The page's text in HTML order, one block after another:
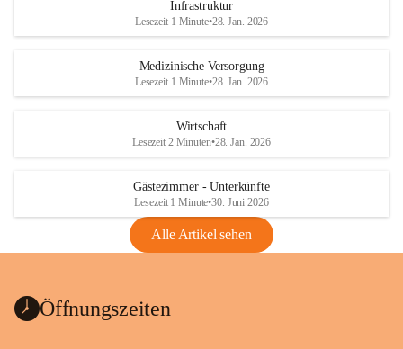
Infrastruktur
Lesezeit 1 Minute•28. Jan. 2026
Medizinische Versorgung
Lesezeit 1 Minute•28. Jan. 2026
Wirtschaft
Lesezeit 2 Minuten•28. Jan. 2026
Gästezimmer - Unterkünfte
Lesezeit 1 Minute•30. Juni 2026
Alle Artikel sehen
Öffnungszeiten